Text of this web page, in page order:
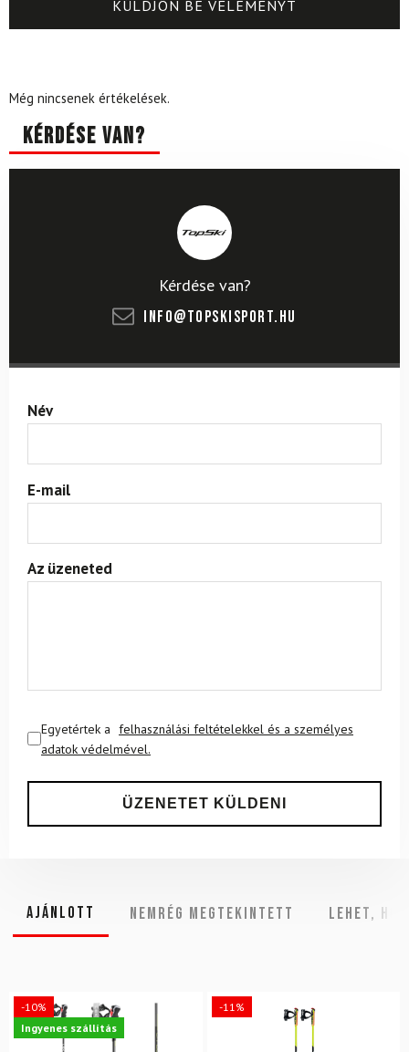
Még nincsenek értékelések.
Kérdése van?
Kérdése van?
info@topskisport.hu
Név
E-mail
Az üzeneted
Egyetértek a felhasználási feltételekkel és a személyes
adatok védelmével.
Ajánlott NEMRÉG MEGTEKINTETT Lehet,
-10%
Ingyenes szállítás
-11%